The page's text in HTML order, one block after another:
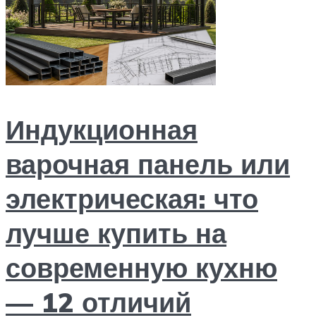
Индукционная
варочная панель или
электрическая: что
лучше купить на
современную кухню
— 12 отличий